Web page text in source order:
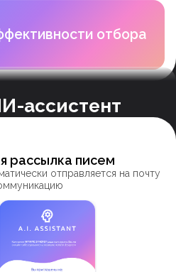
отбора
ассистент
рассылка писем
отправляется на почту